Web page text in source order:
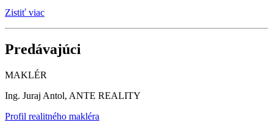
Zistiť viac
Predávajúci
MAKLÉR
Ing. Juraj Antol, ANTE REALITY
Profil realitného makléra